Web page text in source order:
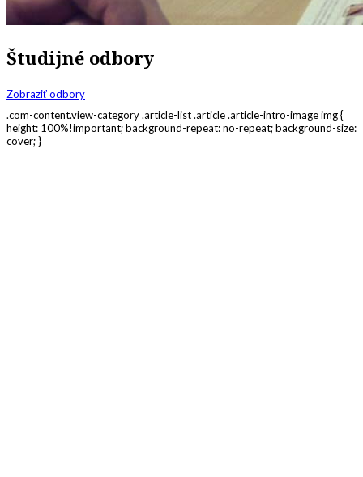
Študijné odbory
Zobraziť odbory
.com-content.view-category .article-list .article .article-intro-image img {
height: 100%!important; background-repeat: no-repeat; background-size:
cover; }